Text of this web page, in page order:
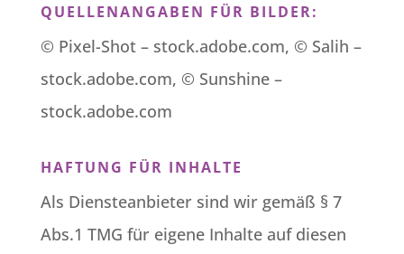
QUELLENANGABEN FÜR BILDER:
© Pixel-Shot– stock.adobe.com, © Salih –
stock.adobe.com, © Sunshine –
stock.adobe.com
HAFTUNG FÜR INHALTE
Als Diensteanbieter sind wir gemäß § 7
Abs.1 TMG für eigene Inhalte auf diesen